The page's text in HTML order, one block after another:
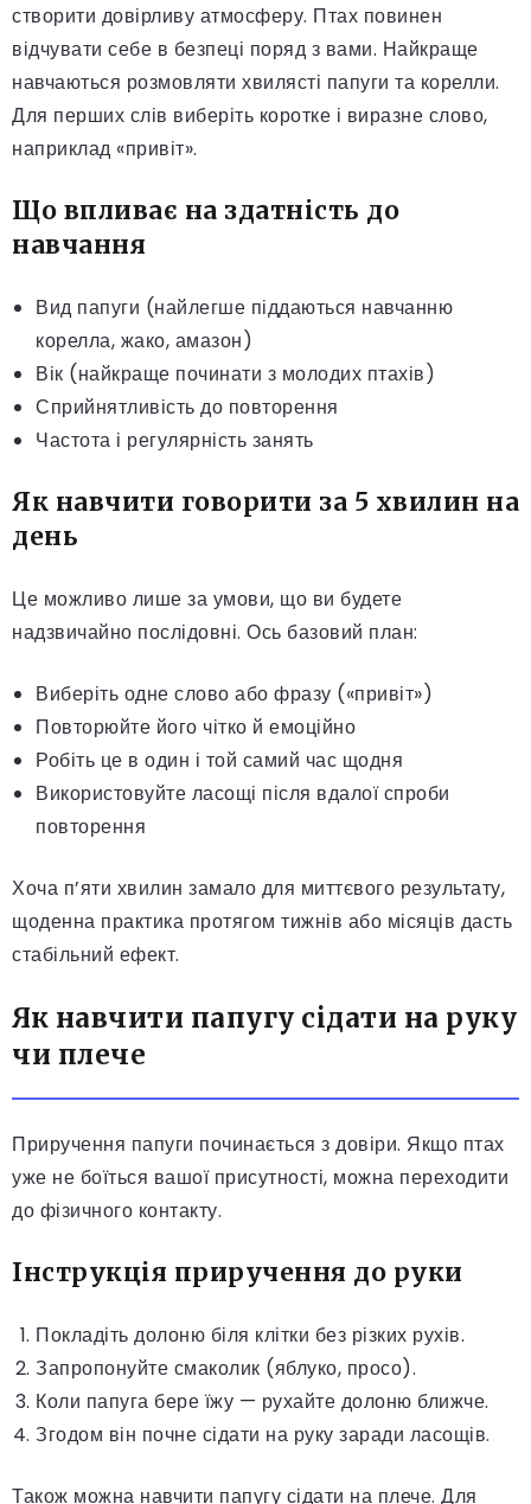
створити довірливу атмосферу. Птах повинен
відчувати себе в безпеці поряд з вами. Найкраще
навчаються розмовляти хвилясті папуги та корелли.
Для перших слів виберіть коротке і виразне слово,
наприклад «привіт».
Що впливає на здатність до
навчання
Вид папуги (найлегше піддаються навчанню
корелла, жако, амазон)
Вік (найкраще починати з молодих птахів)
Сприйнятливість до повторення
Частота і регулярність занять
Як навчити говорити за 5 хвилин на
день
Це можливо лише за умови, що ви будете
надзвичайно послідовні. Ось базовий план:
Виберіть одне слово або фразу («привіт»)
Повторюйте його чітко й емоційно
Робіть це в один і той самий час щодня
Використовуйте ласощі після вдалої спроби
повторення
Хоча п’яти хвилин замало для миттєвого результату,
щоденна практика протягом тижнів або місяців дасть
стабільний ефект.
Як навчити папугу сідати на руку
чи плече
Приручення папуги починається з довіри. Якщо птах
уже не боїться вашої присутності, можна переходити
до фізичного контакту.
Інструкція приручення до руки
Покладіть долоню біля клітки без різких рухів.
Запропонуйте смаколик (яблуко, просо).
Коли папуга бере їжу — рухайте долоню ближче.
Згодом він почне сідати на руку заради ласощів.
Також можна навчити папугу сідати на плече. Для